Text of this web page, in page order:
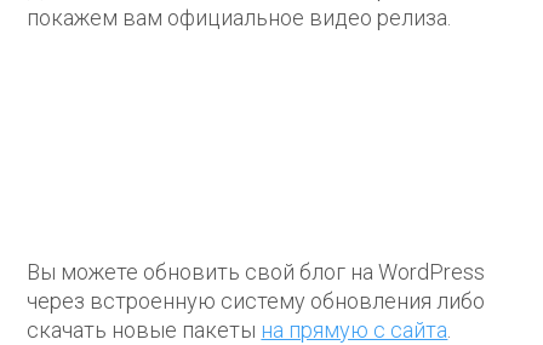
покажем вам официальное видео релиза.
Вы можете обновить свой блог на WordPress
через встроенную систему обновления либо
скачать новые пакеты на прямую с сайта.